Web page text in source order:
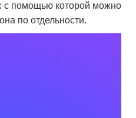
с помощью которой можно
по отдельности.